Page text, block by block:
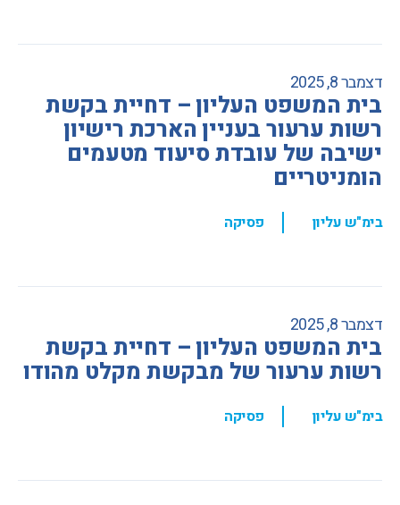
דצמבר 8, 2025
בית המשפט העליון – דחיית בקשת
רשות ערעור בעניין הארכת רישיון
ישיבה של עובדת סיעוד מטעמים
הומניטריים
בימ"ש עליון , פסיקה
דצמבר 8, 2025
בית המשפט העליון – דחיית בקשת
רשות ערעור של מבקשת מקלט מהודו
בימ"ש עליון , פסיקה